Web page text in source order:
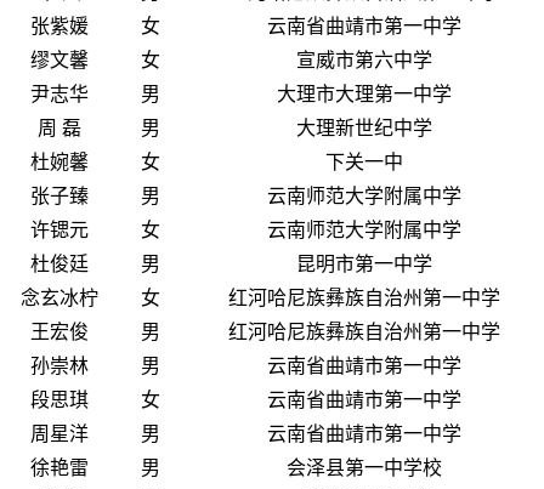
张紫媛
女
云南省曲靖市第一中学
缪文馨
女
宣威市第六中学
尹志华
男
大理市大理第一中学
周 磊
男
大理新世纪中学
杜婉馨
女
下关一中
张子臻
男
云南师范大学附属中学
许锶元
女
云南师范大学附属中学
杜俊廷
男
昆明市第一中学
念玄冰柠
女
红河哈尼族彝族自治州第一中学
王宏俊
男
红河哈尼族彝族自治州第一中学
孙崇林
男
云南省曲靖市第一中学
段思琪
女
云南省曲靖市第一中学
周星洋
男
云南省曲靖市第一中学
徐艳雷
男
会泽县第一中学校